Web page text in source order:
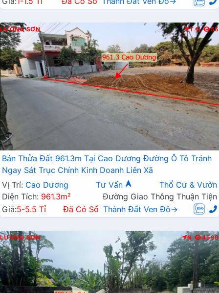
LƯƠNG SƠN T.N 55
Bán Thửa Đất 961.3m Tại Cao Dương Đường Ô Tô Tránh
Ngay Sát Trục Chính Kinh Doanh Liên Xã
Vị Trí: Cao Dương Tư Vấn
Thổ Cư & Vườn
Diện Tích: 961.3m²
Đường Giao Thông Thuận Tiện
Giá:5-5.5 Tỉ Đã Có Sổ Thành Đất Ven Đô→
LƯƠNG SƠN N 4590